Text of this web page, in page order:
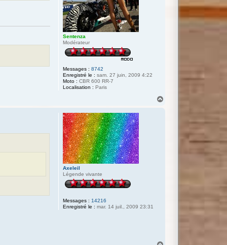
Sentenza
Modérateur
Messages : 8742
Enregistré le : sam. 27 juin, 2009 4:22
Moto : CBR 600 RR-7
Localisation : Paris
Axeleil
Légende vivante
Messages : 14216
Enregistré le : mar. 14 juil., 2009 23:31